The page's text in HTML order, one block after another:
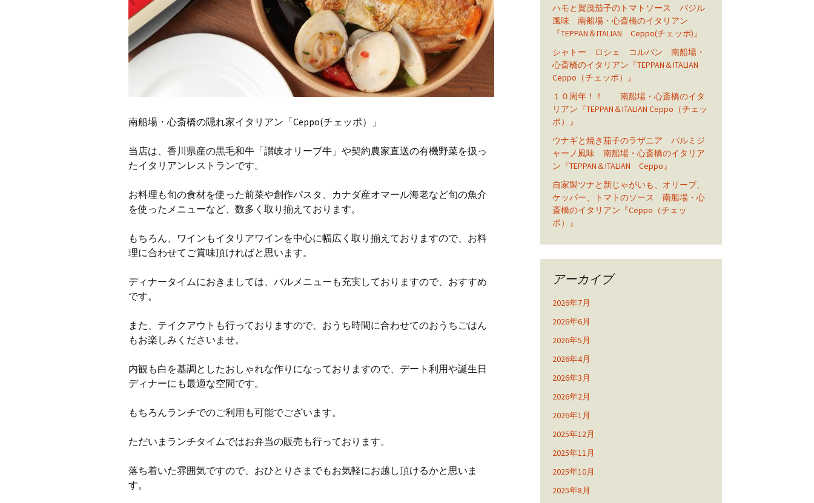
南船場・心斎橋の隠れ家イタリアン「Ceppo(チェッポ）」
当店は、香川県産の黒毛和牛「讃岐オリーブ牛」や契約農家直送の有機野菜を扱っ
たイタリアンレストランです。
お料理も旬の食材を使った前菜や創作パスタ、カナダ産オマール海老など旬の魚介
を使ったメニューなど、数多く取り揃えております。
もちろん、ワインもイタリアワインを中心に幅広く取り揃えておりますので、お料
理に合わせてご賞味頂ければと思います。
ディナータイムにおきましては、バルメニューも充実しておりますので、おすすめ
です。
また、テイクアウトも行っておりますので、おうち時間に合わせてのおうちごはん
もお楽しみくださいませ。
内観も白を基調としたおしゃれな作りになっておりますので、デート利用や誕生日
ディナーにも最適な空間です。
もちろんランチでのご利用も可能でございます。
ただいまランチタイムではお弁当の販売も行っております。
落ち着いた雰囲気ですので、おひとりさまでもお気軽にお越し頂けるかと思いま
す。
ハモと賀茂茄子のトマトソース バジル
風味 南船場・心斎橋のイタリアン
『TEPPAN＆ITALIAN Ceppo(チェッポ)』
シャトー ロシェ コルバン 南船場・
心斎橋のイタリアン『TEPPAN＆ITALIAN
Ceppo（チェッポ）』
１０周年！！ 南船場・心斎橋のイタ
リアン『TEPPAN＆ITALIAN Ceppo（チェッ
ポ）』
ウナギと焼き茄子のラザニア パルミジ
ャーノ風味 南船場・心斎橋のイタリア
ン『TEPPAN＆ITALIAN Ceppo』
自家製ツナと新じゃがいも、オリーブ、
ケッパー、トマトのソース 南船場・心
斎橋のイタリアン『Ceppo（チェッ
ポ）』
アーカイブ
2026年7月
2026年6月
2026年5月
2026年4月
2026年3月
2026年2月
2026年1月
2025年12月
2025年11月
2025年10月
2025年8月